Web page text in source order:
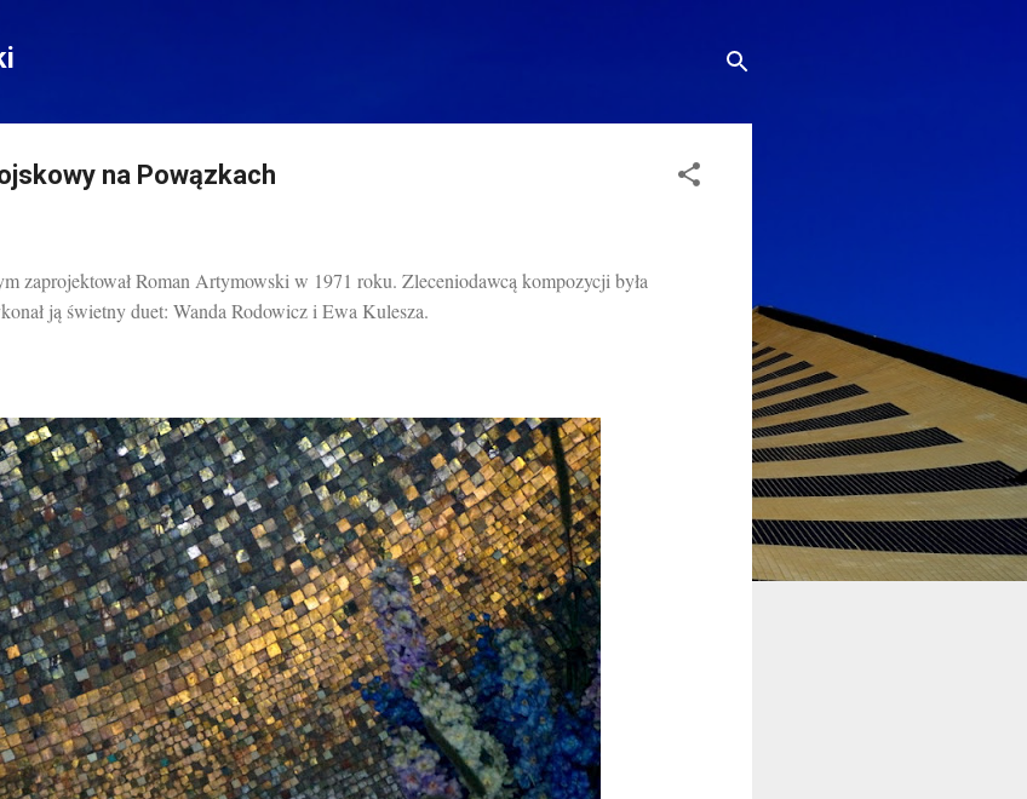
na Powązkach
zaprojektował Roman Artymowski w 1971 roku. Zleceniodawcą kompozycji była
ją świetny duet: Wanda Rodowicz i Ewa Kulesza.